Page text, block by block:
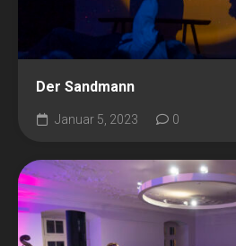
Der Sandmann
Januar 5, 2023 0